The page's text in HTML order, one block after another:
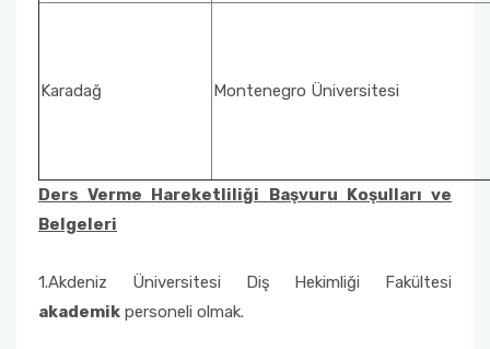
Karadağ Montenegro Üniversitesi
Ders Verme Hareketliliği Başvuru Koşulları ve
Belgeleri
1.Akdeniz Üniversitesi Diş Hekimliği Fakültesi
akademik personeli olmak.